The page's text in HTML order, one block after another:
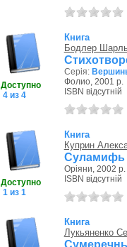
Доступно
4 из 4
Книга
Бодлер
Серія:
Фолио, 2001 р.
ISBN відсутній
Доступно
1 из 1
Книга
Куприн
Суламифь
Оріяни, 2002 р.
ISBN відсутній
Книга
Лукьяненко